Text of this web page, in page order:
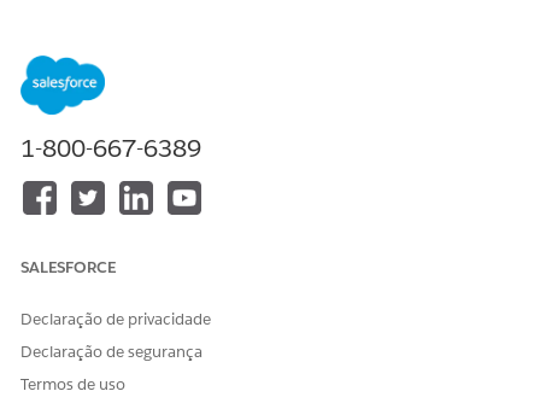
Exibir edições com suporte
Para saber mais e começar a usar a Adoção e análise de IA de
análise de IA de serviço.
Diga-nos para podermos melhorar!
1-800-667-6389
SALESFORCE
Declaração de privacidade
Declaração de segurança
Termos de uso